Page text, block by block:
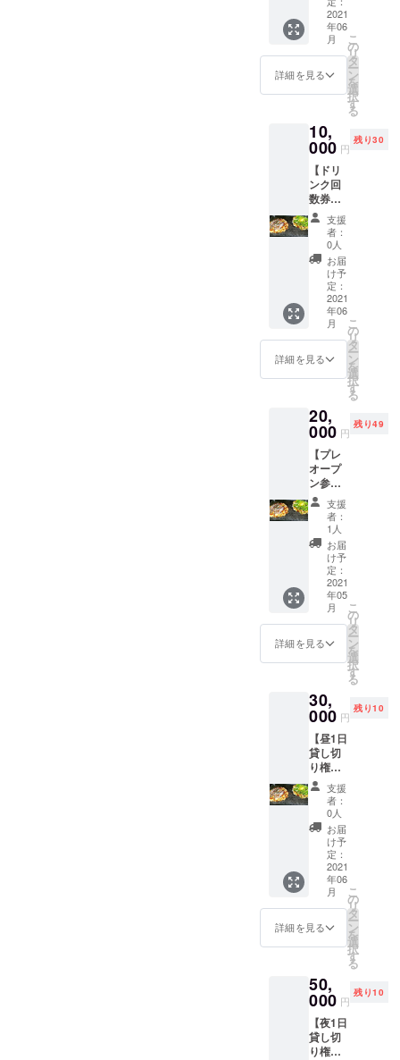
に広い
心であ
なたを
受け止
めて向
き合い
※日程は
談、あ
なたの
都合に
極力合
わせま
す！ ※
各種ビ
デオ通
話対応
可能で
す。 ※
直接会
いた
い！と
いう稀
は別途
ご相談
一緒に
焼きな
がら教
えます
ので、
て頂け
ます！
さら
に、焼
き上
がった
お好み
焼きは
その場
で食べ
られま
す！ ※
直接来
店出来
ない方
にはオ
ンライ
ご自宅
でも美
味しい
広島風
お好み
焼きを
楽しん
で下さ
い！ ※
日程に
ついて
は事前
に調整
させて
下さ
有効期
間(2021
月30日)
まえ
ちゃ
ん」の
開店を
記念
し、支
援頂い
お名前
を記載
した記
念ボー
ドを作
成し、
店内に
掲示致
しま
す！ ※
購入画
面の備
考欄に
て、必
ず記載
される
お名前
入をお
願い致
しま
す。
2021
年06
月
詳細を見る
こ
の
リ
タ
ー
ン
を
選
択
す
る
10,
000 円
残り30
【ドリ
ンク回
数券】
ドリン
ク10枚
分の回
数券を
お渡し
致しま
す！ 回
数券は
ギフト
する事
も可能
です！
※回数券
は致し
かねま
すた
め、営
業時間
内に直
接店舗
に取り
に来ら
れる方
に限り
ます ※
有効期
間(2021
年6月1
日〜11
月30日)
支援
者：
0人
お届
け予
定：
2021
年06
月
詳細を見る
こ
の
リ
タ
ー
ン
を
選
択
す
る
20,
000 円
残り49
【プレ
オープ
ン参加
権】
オープ
ン前の
数日
間、オ
ペレー
ション
確認や
機器の
動作
チェッ
ク等も
兼ねて
オープ
ンを行
いま
す！ プ
レオー
プンは
昼と夜
の1日2
回、
オープ
ン前の3
日間開
催予
定！ グ
ランド
オープ
ン前、
ちゃん
のお好
み焼き
を食べ
るチャ
ンス！
支援
者：
1人
お届
け予
定：
2021
年05
月
詳細を見る
こ
の
リ
タ
ー
ン
を
選
択
す
る
30,
000 円
残り10
【昼1日
貸し切
り権】
お好み
焼きま
えちゃ
んを貸
し切れ
る権利
です！
コース
料理、
ドリン
ク飲み
放題付
き！ オ
飲み会
にぜひ
使って
下さ
い！ ※
貸し切
支援
者：
0人
お届
け予
定：
2021
年06
月
詳細を見る
こ
の
リ
タ
ー
ン
を
選
択
す
る
50,
000 円
残り10
【夜1日
貸し切
り権】